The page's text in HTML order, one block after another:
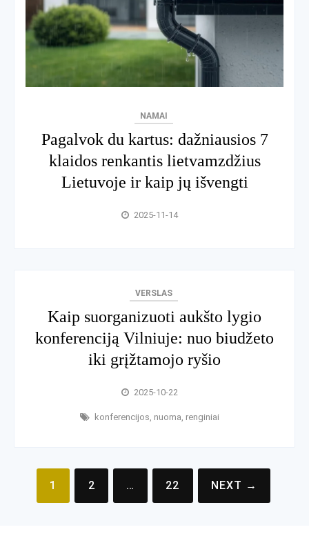
NAMAI
Pagalvok du kartus: dažniausios 7
klaidos renkantis lietvamzdžius
Lietuvoje ir kaip jų išvengti
2025-11-14
VERSLAS
Kaip suorganizuoti aukšto lygio
konferenciją Vilniuje: nuo biudžeto
iki grįžtamojo ryšio
2025-10-22
konferencijos nuoma renginiai
puslapiavimas
1 2 … 22 NEXT →